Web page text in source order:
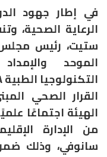
في إطار جهود
الرعاية الصحية،
ستيت، رئيس مجلس
الموحد
القرار الصحي
الهيئة اجتماعًا
من الإدارة
سانوفي، وذلك